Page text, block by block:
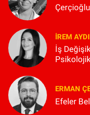
İREM
İş
ERMAN
Efeler